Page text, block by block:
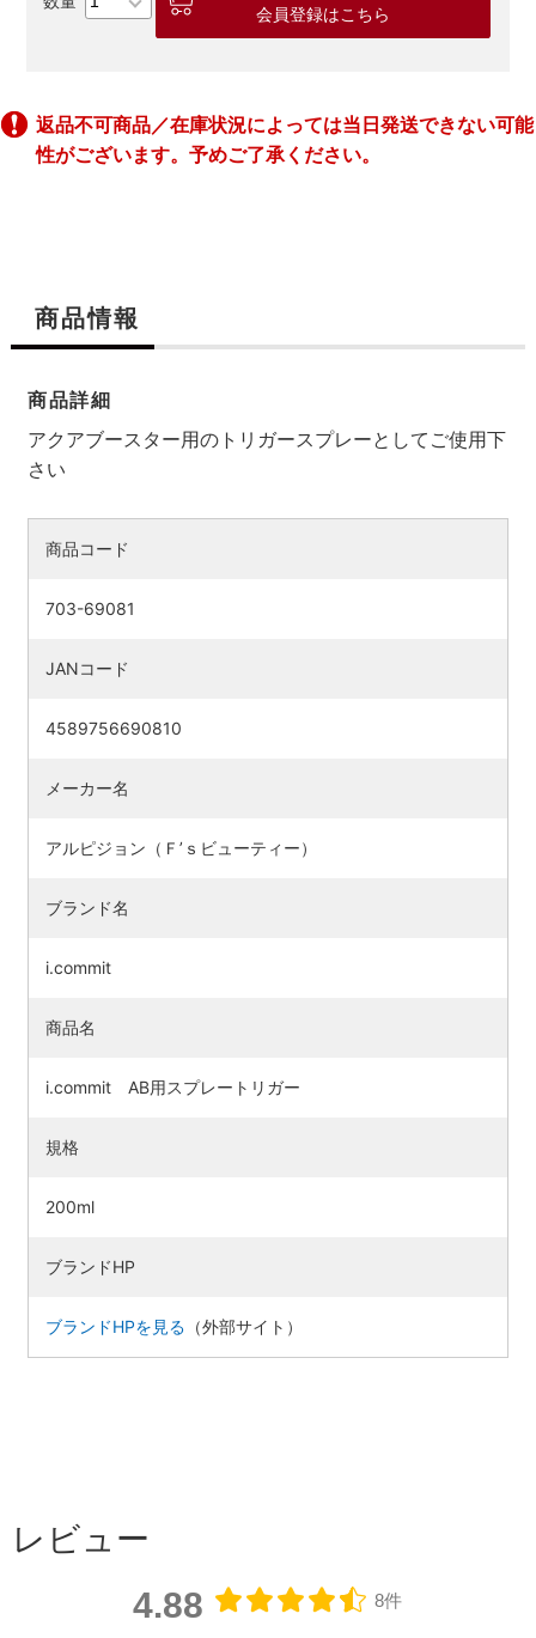
会員登録はこちら
返品不可商品／在庫状況によっては当日発送できない可能
性がございます。予めご了承ください。
商品情報
商品詳細
アクアブースター用のトリガースプレーとしてご使用下
さい
商品コード
703-69081
JANコード
4589756690810
メーカー名
アルピジョン（Ｆ’ｓビューティー）
ブランド名
i.commit
商品名
i.commit AB用スプレートリガー
規格
200ml
ブランドHP
ブランドHPを見る （外部サイト）
レビュー
4.88 8件